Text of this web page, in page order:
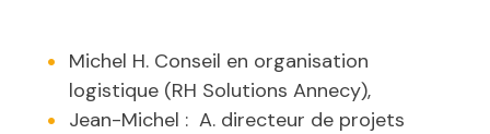
Michel H. Conseil en organisation
logistique (RH Solutions Annecy),
Jean-Michel : A. directeur de projets